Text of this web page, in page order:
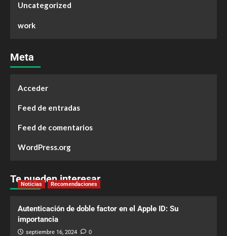
Uncategorized
work
Meta
Acceder
Feed de entradas
Feed de comentarios
WordPress.org
Te pueden interesar
Noticias Recomendaciones
Autenticación de doble factor en el Apple ID: Su
importancia
septiembre 16, 2024 0